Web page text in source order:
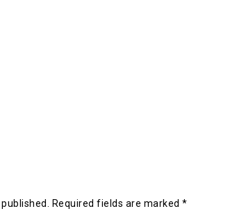
Required fields are marked *